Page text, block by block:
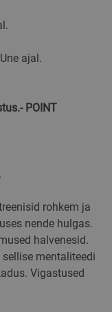
ajal.
POINT
rohkem ja
nende hulgas.
halvenesid.
mentaliteedi
Vigastused